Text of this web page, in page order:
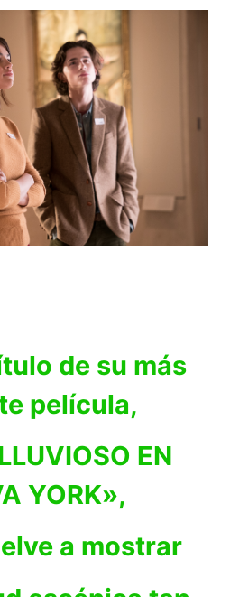
de su más
película,
EN
YORK»,
a mostrar